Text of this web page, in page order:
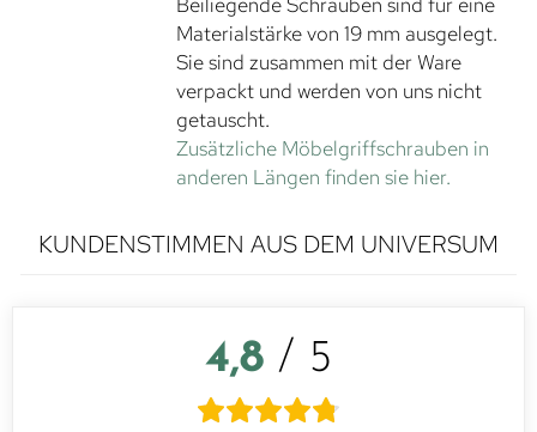
Materialstärke von 19 mm ausgelegt.
Sie sind zusammen mit der Ware
verpackt und werden von uns nicht
getauscht.
Zusätzliche Möbelgriffschrauben in
anderen Längen finden sie hier.
KUNDENSTIMMEN AUS DEM UNIVERSUM
4,8 / 5